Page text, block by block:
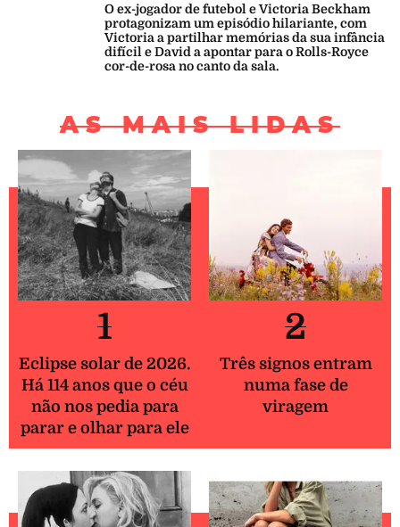
O ex-jogador de futebol e Victoria Beckham
protagonizam um episódio hilariante, com
Victoria a partilhar memórias da sua infância
difícil e David a apontar para o Rolls-Royce
cor-de-rosa no canto da sala.
AS MAIS LIDAS
1
Eclipse solar de 2026.
Há 114 anos que o céu
não nos pedia para
parar e olhar para ele
2
Três signos entram
numa fase de
viragem